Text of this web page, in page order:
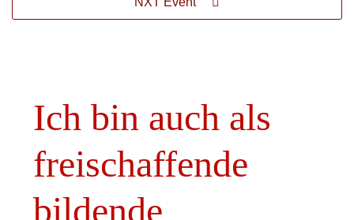
Ich bin auch als
freischaffende
bildende